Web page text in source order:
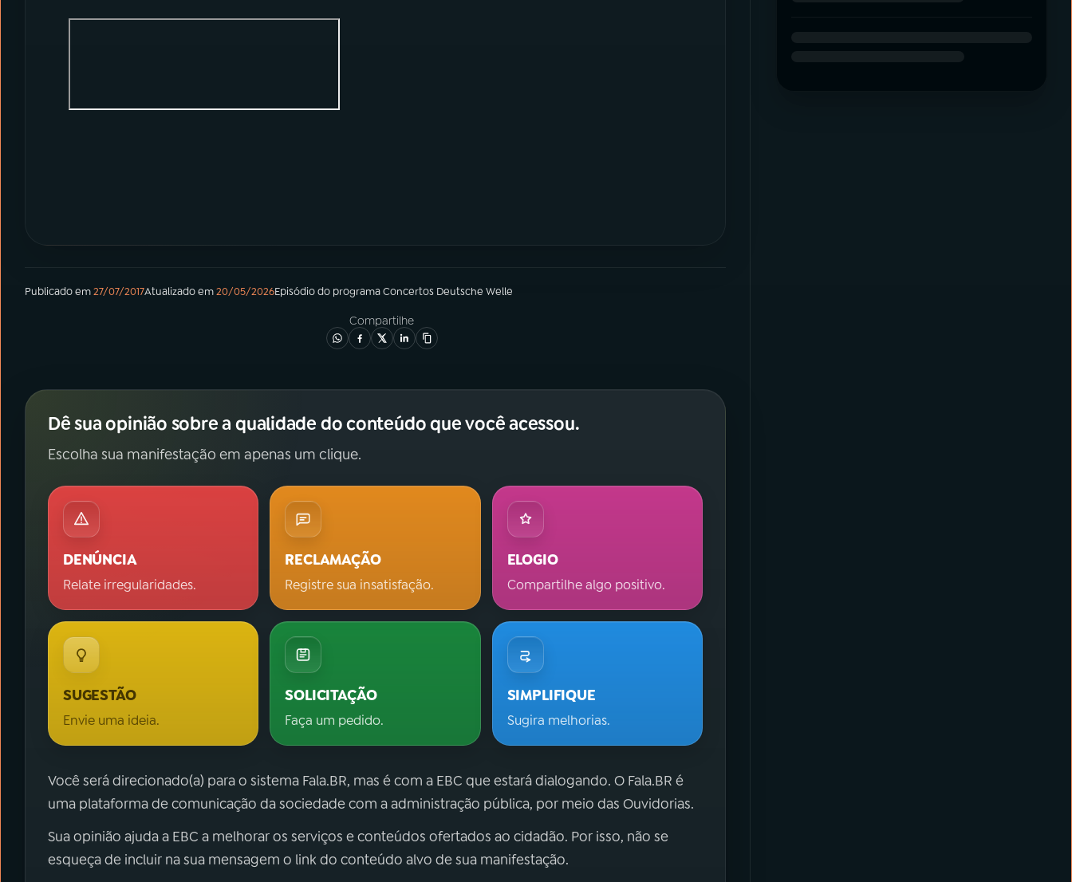
Publicado em27/07/2017Atualizado em20/05/2026Episódiodo programaConcertos Deutsche Welle
Compartilhe
Dê sua opinião sobre a qualidade do conteúdo que você acessou.
Escolha sua manifestação em apenas um clique.
DENÚNCIA
Relate irregularidades.
RECLAMAÇÃO
Registre sua insatisfação.
ELOGIO
Compartilhe algo positivo.
SUGESTÃO
Envie uma ideia.
SOLICITAÇÃO
Faça um pedido.
SIMPLIFIQUE
Sugira melhorias.
Você será direcionado(a) para o sistema Fala.BR, mas é com a EBC que estará dialogando. O Fala.BR é
uma plataforma de comunicação da sociedade com a administração pública, por meio das Ouvidorias.
Sua opinião ajuda a EBC a melhorar os serviços e conteúdos ofertados ao cidadão. Por isso, não se
esqueça de incluir na sua mensagem o link do conteúdo alvo de sua manifestação.